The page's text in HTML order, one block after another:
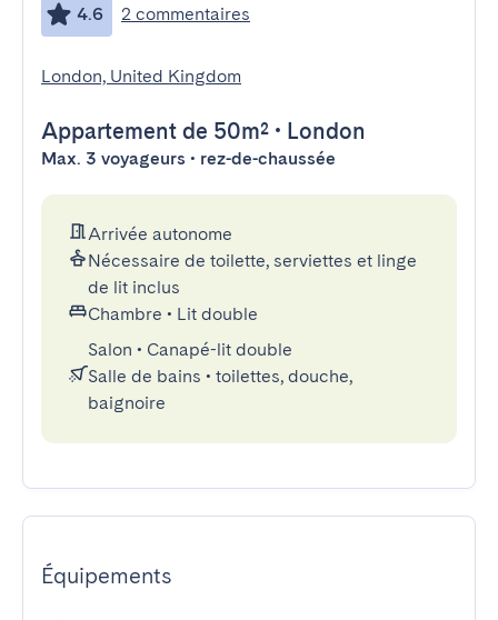
4.6 2 commentaires
London, United Kingdom
Appartement de 50m² • London
Max. 3 voyageurs • rez-de-chaussée
Arrivée autonome
Nécessaire de toilette, serviettes et linge
de lit inclus
Chambre • Lit double
Salon • Canapé-lit double
Salle de bains • toilettes, douche,
baignoire
Équipements